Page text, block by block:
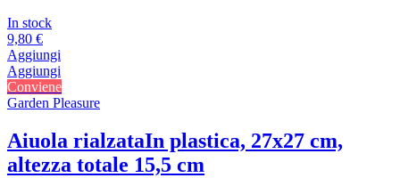
In stock
9,80 €
Aggiungi
Aggiungi
Conviene
Garden Pleasure
Aiuola rialzataIn plastica, 27x27 cm,
altezza totale 15,5 cm